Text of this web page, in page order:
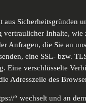
aus Sicherheitsgründen
vertraulicher Inhalte, wie
Anfragen, die Sie an
eine SSL- bzw.
Eine verschlüsselte
Adresszeile des
“ wechselt und an